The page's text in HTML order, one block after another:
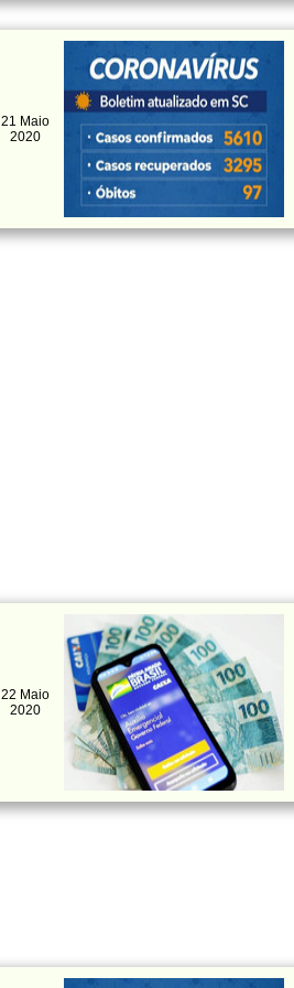
21 Maio
2020
22 Maio
2020